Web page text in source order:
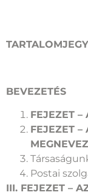
BEVEZETÉS
FEJEZET –
FEJEZET –
Postai
III. FEJEZET –